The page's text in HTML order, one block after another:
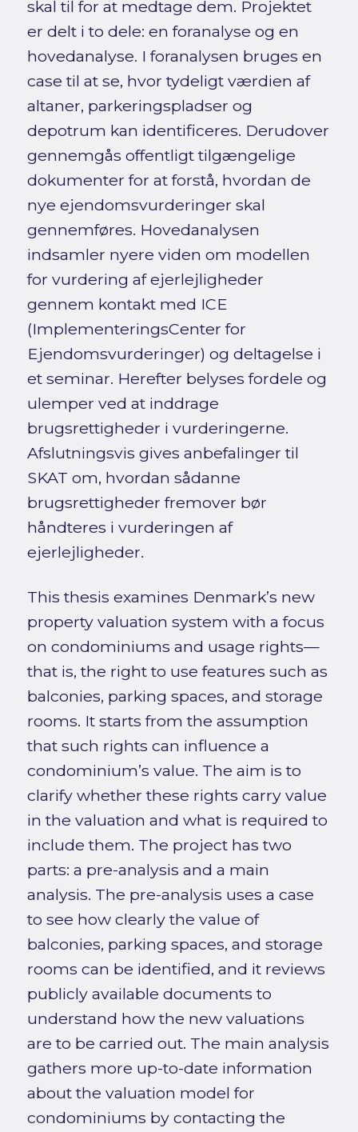
skal til for at medtage dem. Projektet
er delt i to dele: en foranalyse og en
hovedanalyse. I foranalysen bruges en
case til at se, hvor tydeligt værdien af
altaner, parkeringspladser og
depotrum kan identificeres. Derudover
gennemgås offentligt tilgængelige
dokumenter for at forstå, hvordan de
nye ejendomsvurderinger skal
gennemføres. Hovedanalysen
indsamler nyere viden om modellen
for vurdering af ejerlejligheder
gennem kontakt med ICE
(ImplementeringsCenter for
Ejendomsvurderinger) og deltagelse i
et seminar. Herefter belyses fordele og
ulemper ved at inddrage
brugsrettigheder i vurderingerne.
Afslutningsvis gives anbefalinger til
SKAT om, hvordan sådanne
brugsrettigheder fremover bør
håndteres i vurderingen af
ejerlejligheder.
This thesis examines Denmark’s new
property valuation system with a focus
on condominiums and usage rights—
that is, the right to use features such as
balconies, parking spaces, and storage
rooms. It starts from the assumption
that such rights can influence a
condominium’s value. The aim is to
clarify whether these rights carry value
in the valuation and what is required to
include them. The project has two
parts: a pre-analysis and a main
analysis. The pre-analysis uses a case
to see how clearly the value of
balconies, parking spaces, and storage
rooms can be identified, and it reviews
publicly available documents to
understand how the new valuations
are to be carried out. The main analysis
gathers more up-to-date information
about the valuation model for
condominiums by contacting the